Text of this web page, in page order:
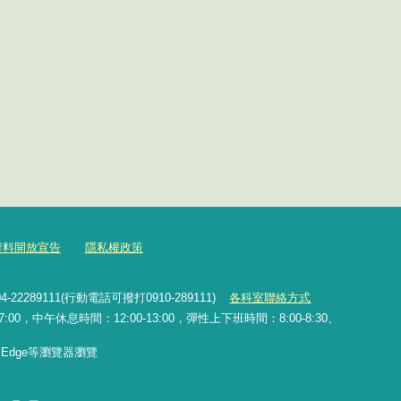
開放宣告 隱私權政策
22289111(行動電話可撥打0910-289111)
各科室聯絡方式
，中午休息時間：12:00-13:00，彈性上下班時間：8:00-8:30、
等瀏覽器瀏覽